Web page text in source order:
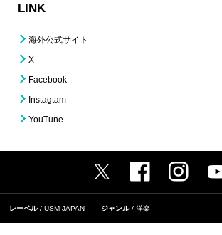
LINK
海外公式サイト
X
Facebook
Instagtam
YouTune
レーベル USM JAPAN ジャンル 洋楽